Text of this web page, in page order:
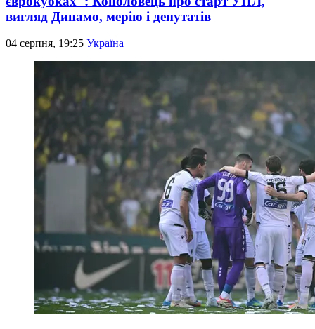
вигляд Динамо, мерію і депутатів
04 серпня, 19:25 Україна